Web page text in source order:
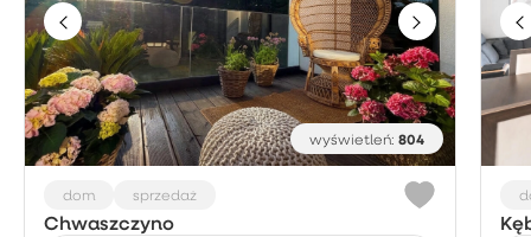
wyświetleń: 804
dom sprzedaż
Chwaszczyno